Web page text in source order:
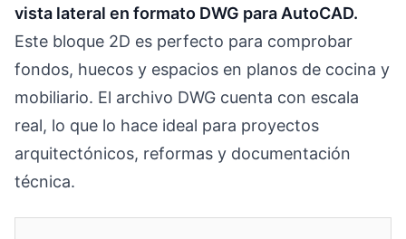
vista lateral en formato DWG para AutoCAD.
Este bloque 2D es perfecto para comprobar
fondos, huecos y espacios en planos de cocina y
mobiliario. El archivo DWG cuenta con escala
real, lo que lo hace ideal para proyectos
arquitectónicos, reformas y documentación
técnica.